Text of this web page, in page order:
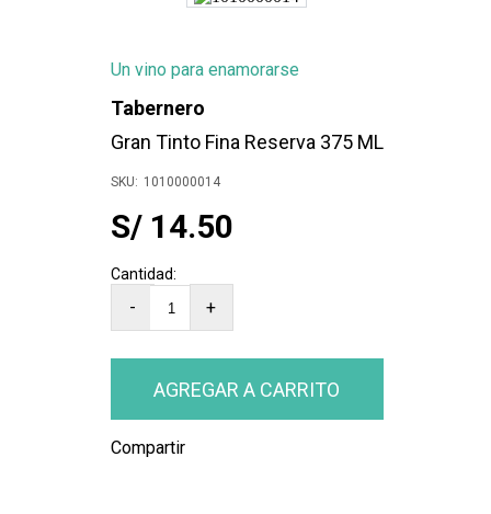
Un vino para enamorarse
Tabernero
Gran Tinto Fina Reserva 375 ML
1010000014
S/ 14.50
- +
Compartir